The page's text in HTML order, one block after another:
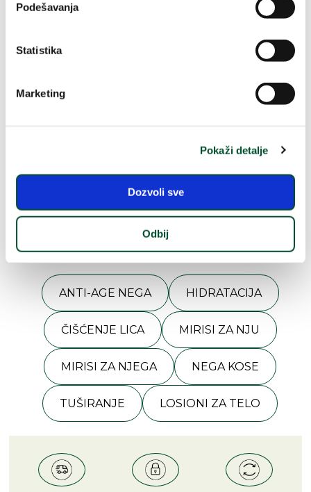
Podešavanja
Statistika
Marketing
Pokaži detalje
Dozvoli sve
Odbij
aktivni sastojci
Uzgojeni na
organskim
Preneseni u
dizajnom
Pogledajjoš kategorija
ANTI-AGE NEGA HIDRATACIJA
ČIŠĆENJE LICA MIRISI ZA NJU
MIRISI ZA NJEGA NEGA KOSE
TUŠIRANJE LOSIONI ZA TELO